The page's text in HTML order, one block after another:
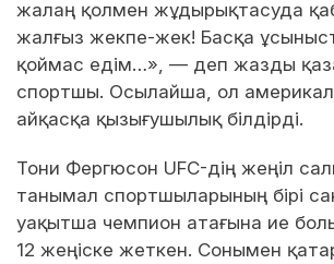
жалаң қолмен жұдырықтасуда
жалғыз жекпе-жек! Басқа
қоймас едім…», — деп жазды
спортшы. Осылайша, ол
айқасқа қызығушылық білдірді.
Тони Фергюсон UFC-дің жеңіл
танымал спортшыларының бірі
уақытша чемпион атағына ие
12 жеңіске жеткен. Сонымен